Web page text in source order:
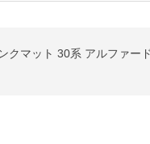
クマット 30系 アルファー